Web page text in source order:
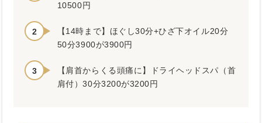
10500円
【14時まで】ほぐし30分+ひざ下オイル20分
50分3900が3900円
【肩首からくる頭痛に】ドライヘッドスパ（首
肩付）30分3200が3200円